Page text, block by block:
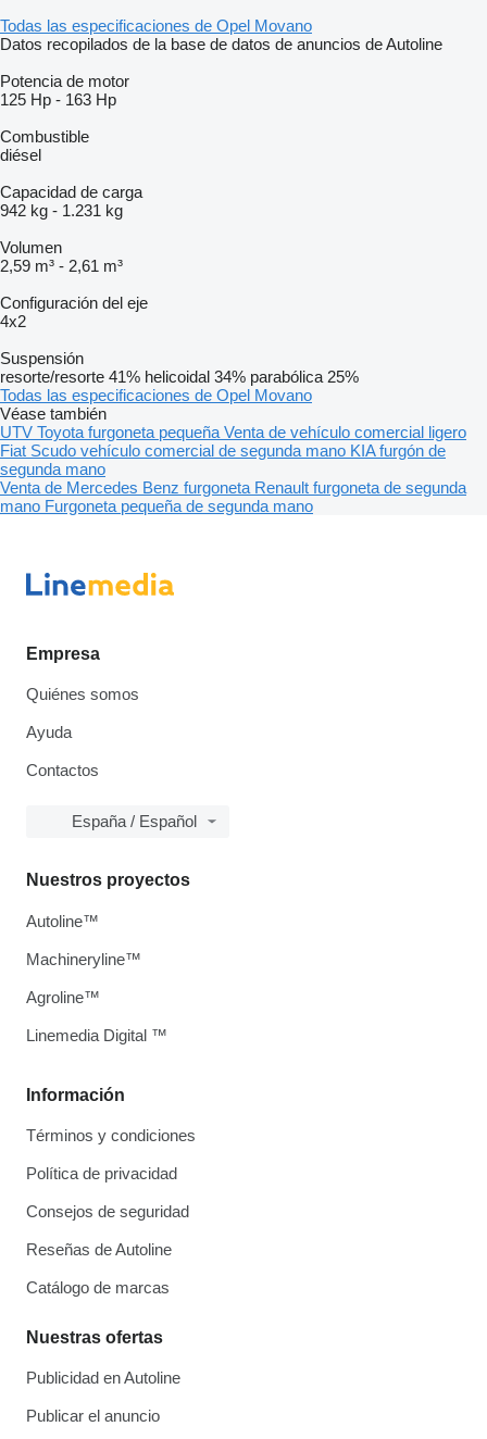
Todas las especificaciones de Opel Movano
Datos recopilados de la base de datos de anuncios de Autoline
Potencia de motor
125 Hp - 163 Hp
Combustible
diésel
Capacidad de carga
942 kg - 1.231 kg
Volumen
2,59 m³ - 2,61 m³
Configuración del eje
4x2
Suspensión
resorte/resorte 41% helicoidal 34% parabólica 25%
Todas las especificaciones de Opel Movano
Véase también
UTV Toyota furgoneta pequeña Venta de vehículo comercial ligero
Fiat Scudo vehículo comercial de segunda mano KIA furgón de
segunda mano
Venta de Mercedes Benz furgoneta Renault furgoneta de segunda
mano Furgoneta pequeña de segunda mano
Empresa
Quiénes somos
Ayuda
Contactos
España / Español
Información
Términos y condiciones
Política de privacidad
Consejos de seguridad
Reseñas de Autoline
Catálogo de marcas
Nuestras ofertas
Publicidad en Autoline
Publicar el anuncio
Nuestros proyectos
Autoline™
Machineryline™
Agroline™
Linemedia Digital ™